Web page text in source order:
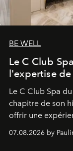
BE WELL
Le C Club
l'expertise de
Le C Club Spa
chapitre de son
offrir une
07.08.2026 by